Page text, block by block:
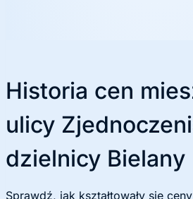
Historia cen
ulicy
dzielnicy Bielany
Sprawdź, jak kształtowały się